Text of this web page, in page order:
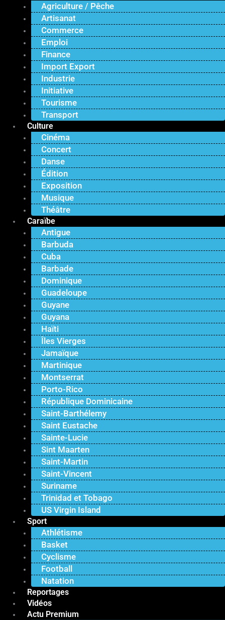
Agriculture / Pêche
Artisanat
Commerce
Emploi
Finance
Import Export
Industrie
Initiative
Tourisme
Transport
Culture
Cinéma
Concert
Danse
Édition
Exposition
Musique
Théâtre
Caraïbe
Antigue
Barbuda
Cuba
Barbade
Dominique
Guadeloupe
Guyane
Guyana
Haïti
Îles Vierges
Jamaïque
Martinique
Montserrat
Porto-Rico
République Dominicaine
Saint-Barthélemy
Saint Eustache
Sainte-Lucie
Sint Maarten
Saint-Martin
Saint-Vincent
Suriname
Trinidad et Tobago
US Virgin Island
Sport
Athlétisme
Basket
Cyclisme
Football
Natation
Reportages
Vidéos
Actu Premium